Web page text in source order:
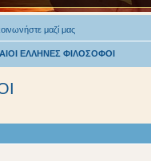
μαζί μας
EΛΛΗΝΕΣ ΦΙΛΟΣΟΦΟΙ